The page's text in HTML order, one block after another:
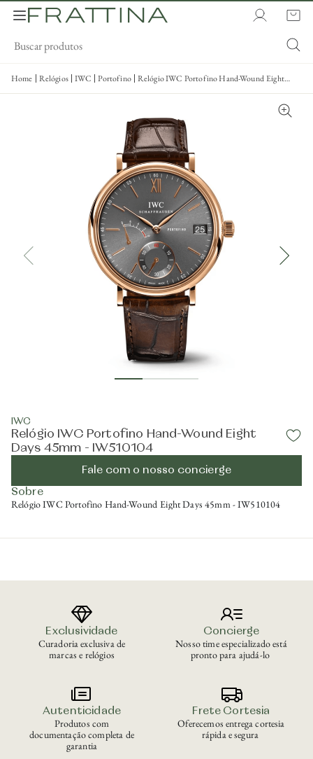
Home Relógios IWC Portofino Relógio IWC Portofino Hand-Wound Eight
Days 45mm - IW510104
IWC
Relógio IWC Portofino Hand-Wound Eight
Days 45mm - IW510104
Fale com o nosso concierge
Sobre
Relógio IWC Portofino Hand-Wound Eight Days 45mm - IW510104
Exclusividade
Curadoria exclusiva de
marcas e relógios
Concierge
Nosso time especializado está
pronto para ajudá-lo
Autenticidade
Produtos com
documentação completa de
garantia
Frete Cortesia
Oferecemos entrega cortesia
rápida e segura